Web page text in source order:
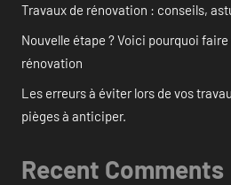
Travaux de rénovation : conseils,
Nouvelle étape ? Voici pourquoi faire
rénovation
Les erreurs à éviter lors de vos
pièges à anticiper.
Recent Comments